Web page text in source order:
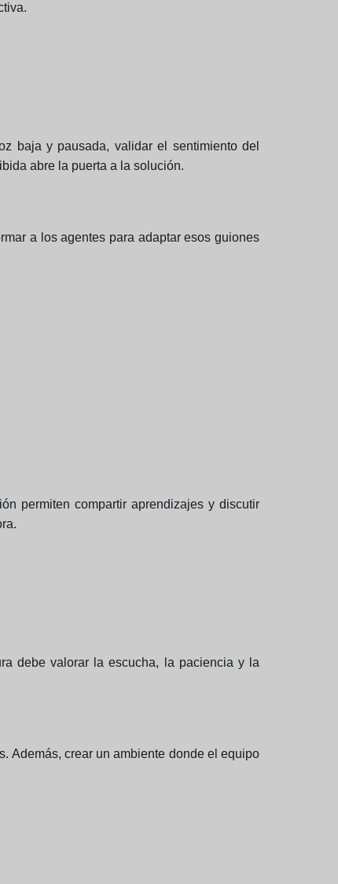
baja y pausada, validar el sentimiento del
abre la puerta a la solución.
a los agentes para adaptar esos guiones
permiten compartir aprendizajes y discutir
debe valorar la escucha, la paciencia y la
Además, crear un ambiente donde el equipo